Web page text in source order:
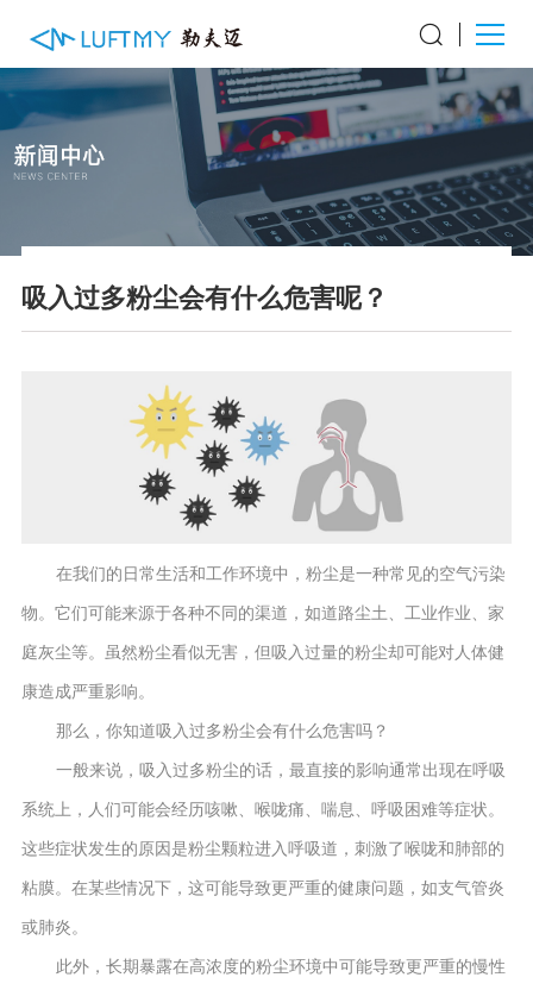
吸入过多粉尘会有什么危害呢？
在我们的日常生活和工作环境中，粉尘是一种常见的空气污染
物。它们可能来源于各种不同的渠道，如道路尘土、工业作业、家
庭灰尘等。虽然粉尘看似无害，但吸入过量的粉尘却可能对人体健
康造成严重影响。
那么，你知道吸入过多粉尘会有什么危害吗？
一般来说，吸入过多粉尘的话，最直接的影响通常出现在呼吸
系统上，人们可能会经历咳嗽、喉咙痛、喘息、呼吸困难等症状。
这些症状发生的原因是粉尘颗粒进入呼吸道，刺激了喉咙和肺部的
粘膜。在某些情况下，这可能导致更严重的健康问题，如支气管炎
或肺炎。
此外，长期暴露在高浓度的粉尘环境中可能导致更严重的慢性